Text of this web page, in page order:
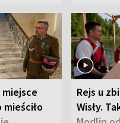
miejsce
mieściło
Rejs u
Wisły.